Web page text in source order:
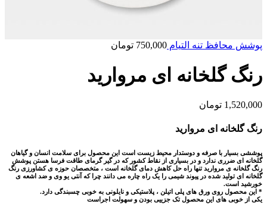
پوشش محافظ تنه التیام 750,000 تومان
رنگ گلخانه ای مروارید
1,520,000 تومان
رنگ گلخانه ای مروارید
پوششی بسیار با صرفه و دوستدار محیط زیست است این محصول برای سلامت انسان و گیاهان
گلخانه ای ضرری ندارد و در بسیاری از نقاط کشور که در گیر گرمای طاقت فرسا هستن پوشش
رنگ گلخانه ی مروارید تنها راه حل کاهش دمای گلخانه است ، متخصصان حوزه ی کشاورزی رنگ
گلخانه ای تولید شده در پیوند شیمی را یک راه چاره می دانند چرا که آنتی یو وی و ضد اشعه ی
خورشید است.
* این محصول روی ورق های پلی اتیلن ، پلاستیکی و نایلونی به خوبی چسبندگی دارد.
یکی از خوبی های این محصول تک جزییی بودن و سهولت اجراست